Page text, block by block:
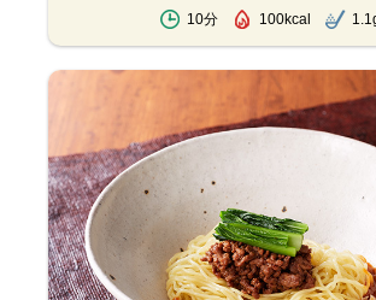
10分 100kcal